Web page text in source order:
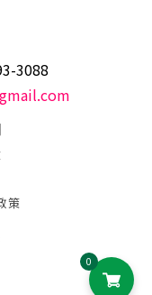
3088
策
0